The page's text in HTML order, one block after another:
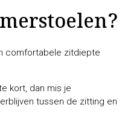
comfortabele zitdiepte
kort, dan mis je
tussen de zitting en